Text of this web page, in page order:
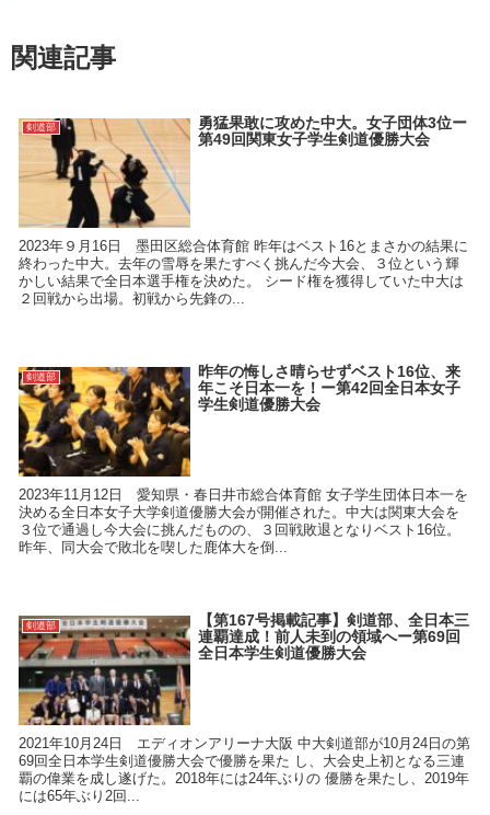
関連記事
剣道部
勇猛果敢に攻めた中大。女子団体3位ー
第49回関東女子学生剣道優勝大会
2023年９月16日 墨田区総合体育館 昨年はベスト16とまさかの結果に
終わった中大。去年の雪辱を果たすべく挑んだ今大会、３位という輝
かしい結果で全日本選手権を決めた。 シード権を獲得していた中大は
２回戦から出場。初戦から先鋒の...
剣道部
昨年の悔しさ晴らせずベスト16位、来
年こそ日本一を！ー第42回全日本女子
学生剣道優勝大会
2023年11月12日 愛知県・春日井市総合体育館 女子学生団体日本一を
決める全日本女子大学剣道優勝大会が開催された。中大は関東大会を
３位で通過し今大会に挑んだものの、３回戦敗退となりベスト16位。
昨年、同大会で敗北を喫した鹿体大を倒...
剣道部
【第167号掲載記事】剣道部、全日本三
連覇達成！前人未到の領域へー第69回
全日本学生剣道優勝大会
2021年10月24日 エディオンアリーナ大阪 中大剣道部が10月24日の第
69回全日本学生剣道優勝大会で優勝を果た し、大会史上初となる三連
覇の偉業を成し遂げた。2018年には24年ぶりの 優勝を果たし、2019年
には65年ぶり2回...